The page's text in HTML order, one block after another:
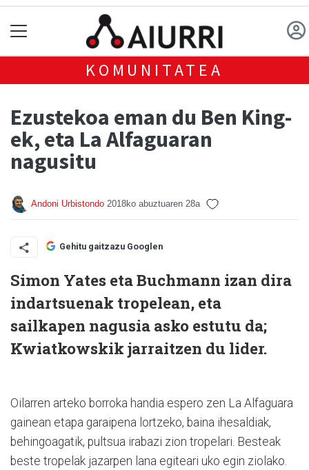
KOMUNITATEA
Ezustekoa eman du Ben King-
ek, eta La Alfaguaran
nagusitu
Andoni Urbistondo 2018ko abuztuaren 28a
Gehitu gaitzazu Googlen
Simon Yates eta Buchmann izan dira
indartsuenak tropelean, eta
sailkapen nagusia asko estutu da;
Kwiatkowskik jarraitzen du lider.
Oilarren arteko borroka handia espero zen La Alfaguara
gainean etapa garaipena lortzeko, baina ihesaldiak,
behingoagatik, pultsua irabazi zion tropelari. Besteak
beste tropelak jazarpen lana egiteari uko egin ziolako.